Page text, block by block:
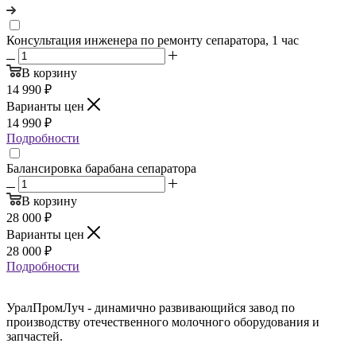
Консультация инженера по ремонту сепаратора, 1 час
В корзину
14 990 ₽
Варианты цен
14 990 ₽
Подробности
Балансировка барабана сепаратора
В корзину
28 000 ₽
Варианты цен
28 000 ₽
Подробности
УралПромЛуч - динамично развивающийся завод по
производству отечественного молочного оборудования и
запчастей.